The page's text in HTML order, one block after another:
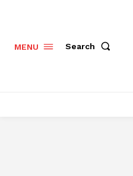
MENU Search